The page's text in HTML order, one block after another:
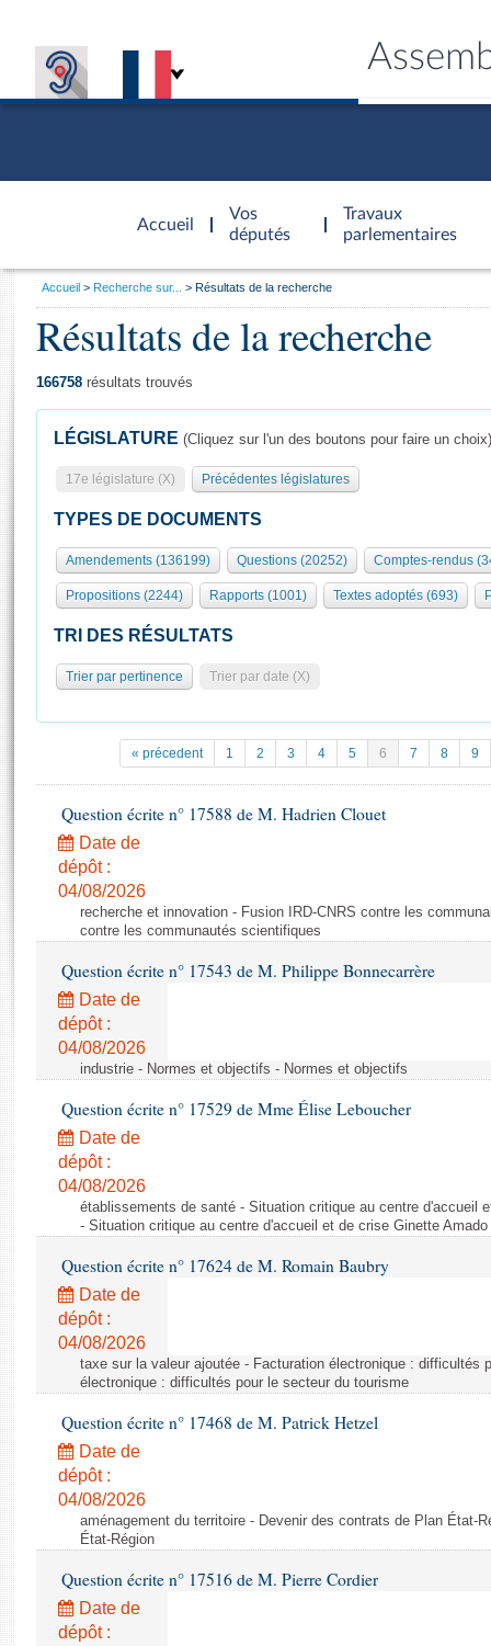
Accueil
d'accueil
Vos
députés
Travaux
parlementaires
Présidence
577 députés
Groupes politiques
Séance publique
Commissions et autres organes
Europe et International
Pétitions
Projets de loi
Propositions de loi
Amendements
Textes adoptés
Rapports législatifs
Rapports sur l'application des lois
Baromètre de l’application des lois
Dossiers législatifs
Budget et sécurité sociale
Questions écrites et orales
Comptes rendus des débats
Général
Rôle et pouvoirs de l'Assemblée
Organisation de l'Assemblée
Présidence Conférence des Présidents Bureau Collège des
Statistiques et chiffres clés
Documents de référence
( Constitution | Règlement de l'Assemblée ... )
Histoire
Juniors
Anciennes législatures
Visiter l'Assemblée
Visite virtuelle du palais Bourbon
Assister à une séance
La Bibliothèque
Contacts et plan d'accès
Photos libres de droit
Vous
Accueil Recherche sur... Résultats de la recherche
Résultats de la recherche
166758 résultats trouvés
LÉGISLATURE (Cliquez sur l'un des boutons pour faire un choix)
17e législature (X) Précédentes législatures
TYPES DE DOCUMENTS
Amendements (136199) Questions (20252) Comptes-rendus
Propositions (2244) Rapports (1001) Textes adoptés (693)
TRI DES RÉSULTATS
Trier par pertinence Trier par date (X)
« précedent 1 2 3 4 5 6 7 8 9
Question écrite n° 17588 de M. Hadrien Clouet
Date de
dépôt :
04/08/2026
recherche et innovation - Fusion IRD-CNRS contre les
contre les communautés scientifiques
Question écrite n° 17543 de M. Philippe Bonnecarrère
Date de
dépôt :
04/08/2026
industrie - Normes et objectifs - Normes et objectifs
Question écrite n° 17529 de Mme Élise Leboucher
Date de
dépôt :
04/08/2026
établissements de santé - Situation critique au centre d'accueil
- Situation critique au centre d'accueil et de crise Ginette Amado
Question écrite n° 17624 de M. Romain Baubry
Date de
dépôt :
04/08/2026
taxe sur la valeur ajoutée - Facturation électronique : difficultés
électronique : difficultés pour le secteur du tourisme
Question écrite n° 17468 de M. Patrick Hetzel
Date de
dépôt :
04/08/2026
aménagement du territoire - Devenir des contrats de Plan État-
État-Région
Question écrite n° 17516 de M. Pierre Cordier
Date de
dépôt :